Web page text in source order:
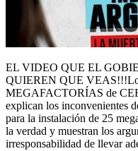
EL VIDEO QUE EL
QUIEREN QUE
MEGAFACTORÍAS de
explican los inconvenientes
para la instalación de 25
la verdad y muestran los
irresponsabilidad de llevar